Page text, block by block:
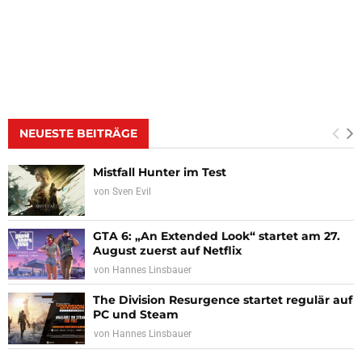
NEUESTE BEITRÄGE
Mistfall Hunter im Test
von Sven Evil
GTA 6: „An Extended Look“ startet am 27.
August zuerst auf Netflix
von Hannes Linsbauer
The Division Resurgence startet regulär auf
PC und Steam
von Hannes Linsbauer